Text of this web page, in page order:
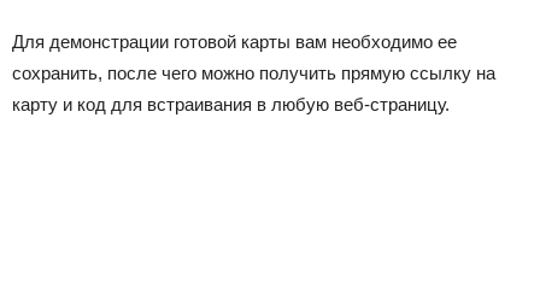
Для демонстрации готовой карты вам необходимо ее
сохранить, после чего можно получить прямую ссылку на
карту и код для встраивания в любую веб-страницу.